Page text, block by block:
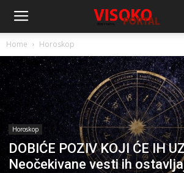
Home Horoskop
Horoskop
DOBIĆE POZIV KOJI ĆE IH
Neočekivane vesti ih